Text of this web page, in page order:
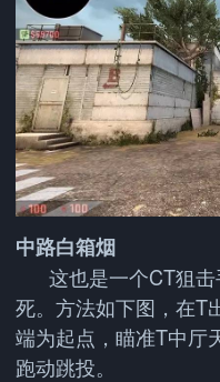
中路白箱烟
这也是一个CT狙击
死。方法如下图，在T
端为起点，瞄准T中厅
跑动跳投。